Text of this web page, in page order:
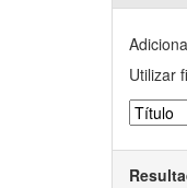
Utilizar